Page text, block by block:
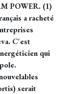
POWER. (1)
a racheté
C'est
qui
serait